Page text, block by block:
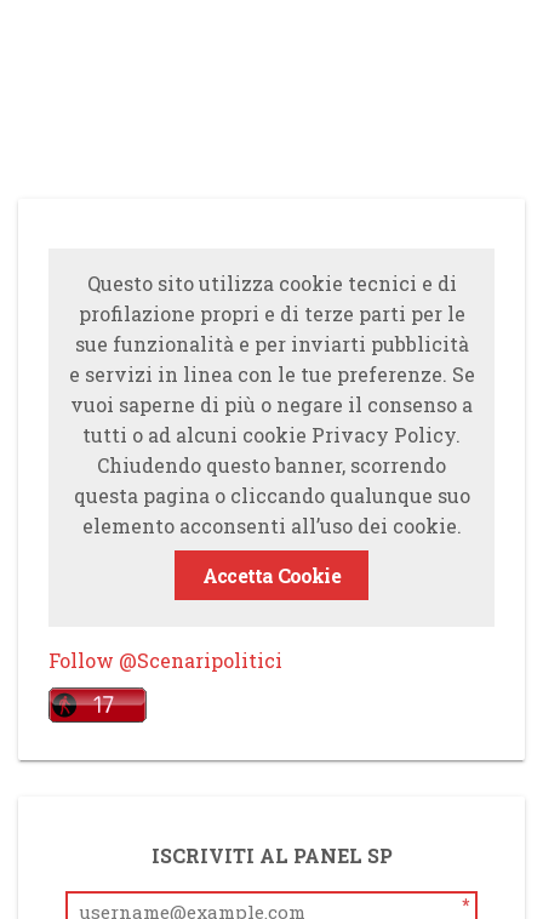
Questo sito utilizza cookie tecnici e di
profilazione propri e di terze parti per le
sue funzionalità e per inviarti pubblicità
e servizi in linea con le tue preferenze. Se
vuoi saperne di più o negare il consenso a
tutti o ad alcuni cookie Privacy Policy.
Chiudendo questo banner, scorrendo
questa pagina o cliccando qualunque suo
elemento acconsenti all’uso dei cookie.
Accetta Cookie
Follow @Scenaripolitici
ISCRIVITI AL PANEL SP
*